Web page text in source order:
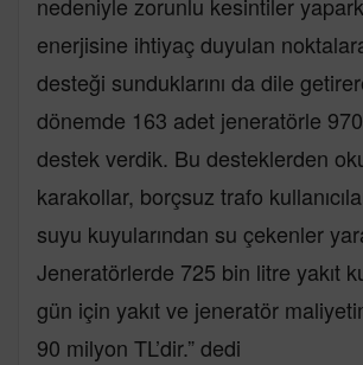
nedeniyle zorunlu kesintiler
enerjisine ihtiyaç duyulan
desteği sunduklarını da dile
dönemde 163 adet jeneratörle
destek verdik. Bu desteklerden
karakollar, borçsuz trafo
suyu kuyularından su çekenler
Jeneratörlerde 725 bin litre yakıt
gün için yakıt ve jeneratör
90 milyon TL’dir.” dedi